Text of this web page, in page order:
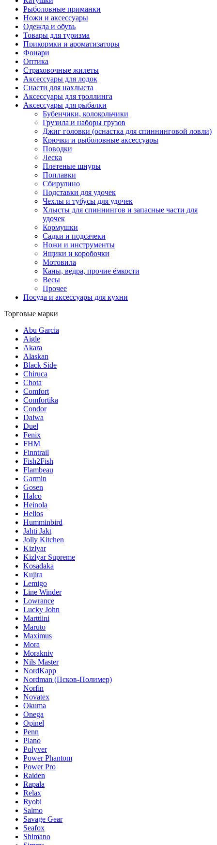
Рыболовные приманки
Ножи и аксессуары
Одежда и обувь
Товары для туризма
Прикормки и ароматизаторы
Фонари
Оптика
Страховочные жилеты
Аксессуары для лодок
Снасти для нахлыста
Аксессуары для троллинга
Аксессуары для рыбалки
Бубенчики, колокольчики
Грузила и наборы грузов
Джиг головки (оснастка для спиннинговой ловли)
Крючки и рыболовные аксессуары
Поводки
Леска
Плетеные шнуры
Поплавки
Сбирулино
Подставки для удочек
Чехлы и тубусы для удочек
Хлысты для спиннингов и запасные части для
удочек
Кормушки
Садки и подсачеки
Ножи и инструменты
Ящики и коробочки
Мотовила
Каны, ведра, прочие ёмкости
Весы
Прочее
Посуда и аксессуары для кухни
Торговые марки
Abu Garcia
Aigle
Akara
Alaskan
Black Side
Chiruca
Chota
Comfort
Comfortika
Condor
Daiwa
Duel
Fenix
FHM
Finntrail
Fish2Fish
Flambeau
Garmin
Gosen
Halco
Heinola
Helios
Humminbird
Jahti Jakt
Jolly Kitchen
Kizlyar
Kizlyar Supreme
Kosadaka
Kujira
Lemigo
Line Winder
Lowrance
Lucky John
Marttiini
Maruto
Maximus
Mora
Morakniv
Nils Master
NordKapp
Nordman (Псков-Полимер)
Norfin
Novatex
Okuma
Onega
Opinel
Penn
Plano
Polyver
Power Phantom
Power Pro
Raiden
Rapala
Relax
Ryobi
Salmo
Savage Gear
Seafox
Shimano